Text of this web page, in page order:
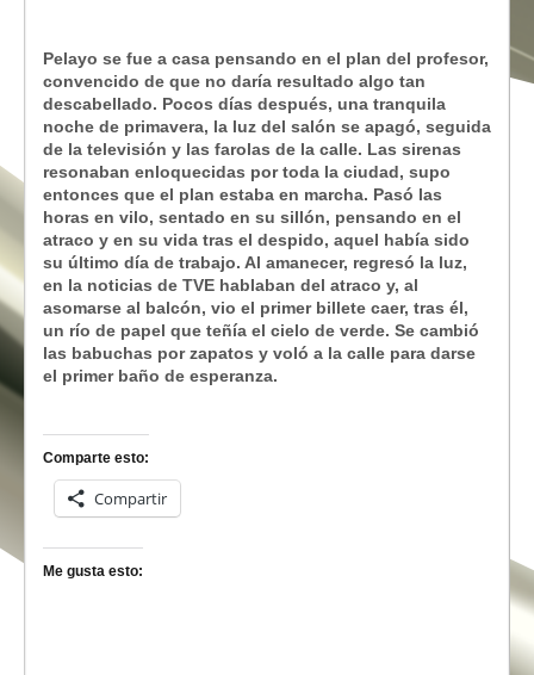
Pelayo se fue a casa pensando en el plan del profesor,
convencido de que no daría resultado algo tan
descabellado. Pocos días después, una tranquila
noche de primavera, la luz del salón se apagó, seguida
de la televisión y las farolas de la calle. Las sirenas
resonaban enloquecidas por toda la ciudad, supo
entonces que el plan estaba en marcha. Pasó las
horas en vilo, sentado en su sillón, pensando en el
atraco y en su vida tras el despido, aquel había sido
su último día de trabajo. Al amanecer, regresó la luz,
en la noticias de TVE hablaban del atraco y, al
asomarse al balcón, vio el primer billete caer, tras él,
un río de papel que teñía el cielo de verde. Se cambió
las babuchas por zapatos y voló a la calle para darse
el primer baño de esperanza.
Comparte esto:
Compartir
Me gusta esto: